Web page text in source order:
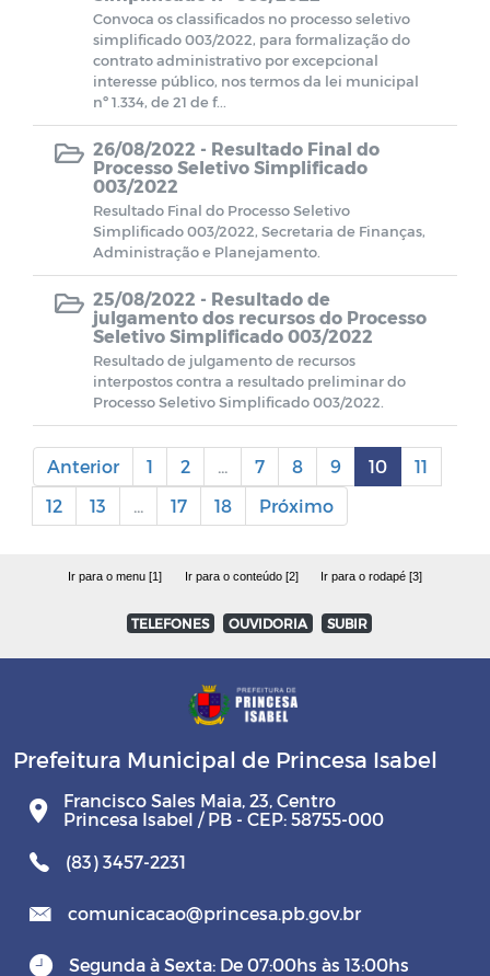
Convoca os classificados no processo seletivo
simplificado 003/2022, para formalização do
contrato administrativo por excepcional
interesse público, nos termos da lei municipal
nº 1.334, de 21 de f...
26/08/2022 - Resultado Final do
Processo Seletivo Simplificado
003/2022
Resultado Final do Processo Seletivo
Simplificado 003/2022, Secretaria de Finanças,
Administração e Planejamento.
25/08/2022 - Resultado de
julgamento dos recursos do Processo
Seletivo Simplificado 003/2022
Resultado de julgamento de recursos
interpostos contra a resultado preliminar do
Processo Seletivo Simplificado 003/2022.
Anterior 1 2 ... 7 8 9 10
11
12
13 ... 17 18 Próximo
Ir para o menu [1] Ir para o conteúdo [2] Ir para o rodapé [3]
TELEFONES OUVIDORIA SUBIR
Prefeitura Municipal de Princesa Isabel
Francisco Sales Maia, 23, Centro
Princesa Isabel / PB - CEP: 58755-000
(83) 3457-2231
comunicacao@princesa.pb.gov.br
Segunda à Sexta: De 07:00hs às 13:00hs